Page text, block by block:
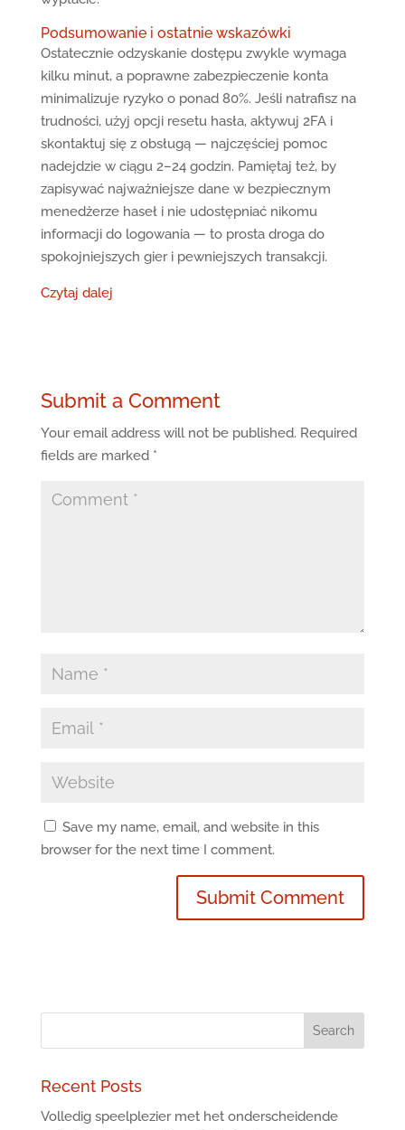
Podsumowanie i ostatnie wskazówki
Ostatecznie odzyskanie dostępu zwykle wymaga
kilku minut, a poprawne zabezpieczenie konta
minimalizuje ryzyko o ponad 80%. Jeśli natrafisz na
trudności, użyj opcji resetu hasła, aktywuj 2FA i
skontaktuj się z obsługą — najczęściej pomoc
nadejdzie w ciągu 2–24 godzin. Pamiętaj też, by
zapisywać najważniejsze dane w bezpiecznym
menedżerze haseł i nie udostępniać nikomu
informacji do logowania — to prosta droga do
spokojniejszych gier i pewniejszych transakcji.
Czytaj dalej
Submit a Comment
Your email address will not be published. Required
fields are marked *
Save my name, email, and website in this
browser for the next time I comment.
Recent Posts
Volledig speelplezier met het onderscheidende